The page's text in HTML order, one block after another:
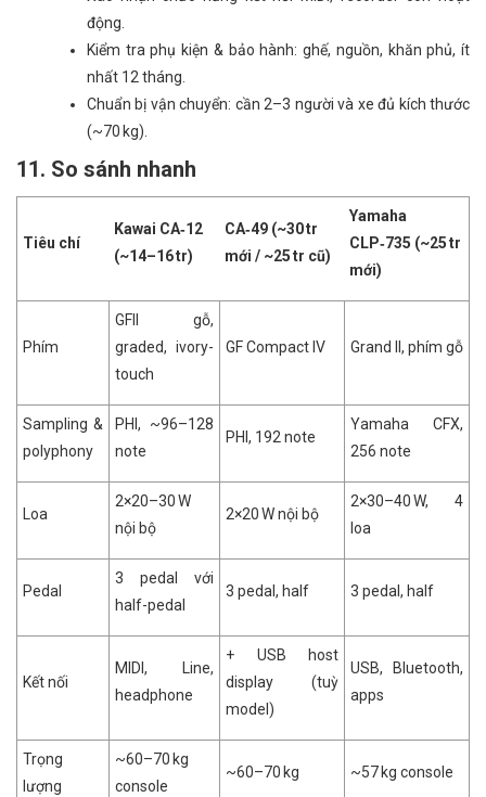
động.
Kiểm tra phụ kiện & bảo hành: ghế, nguồn, khăn phủ, ít
nhất 12 tháng.
Chuẩn bị vận chuyển: cần 2–3 người và xe đủ kích thước
(~70 kg).
11. So sánh nhanh
Tiêu chí
Kawai CA‑12
(~14–16 tr)
CA‑49 (~30 tr
mới / ~25 tr cũ)
Yamaha
CLP‑735 (~25 tr
mới)
Phím
GFII gỗ,
graded, ivory-
touch
GF Compact IV Grand II, phím gỗ
Sampling &
polyphony
PHI, ~96–128
note
PHI, 192 note
Yamaha CFX,
256 note
Loa
2×20–30 W
nội bộ
2×20 W nội bộ
2×30–40 W, 4
loa
Pedal
3 pedal với
half-pedal
3 pedal, half 3 pedal, half
Kết nối
MIDI, Line,
headphone
+ USB host
display (tuỳ
model)
USB, Bluetooth,
apps
Trọng
lượng
~60–70 kg
console
~60–70 kg ~57 kg console